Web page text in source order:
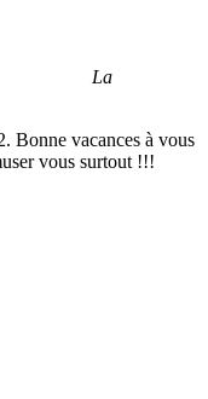
La
Bonne vacances à vous
vous surtout !!!